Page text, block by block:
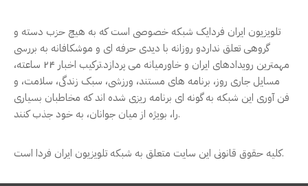
تلویزیون ایران فردایک شبکه خصوصی است که به هیچ حزب دسته و
گروهی تعلق نداردو روزانه با دیدی حرفه ای و موشکافانه به بررسی
مهمترین رویدادهای ایران و خاورمیانه می پردازد.ترکیب اخبار ۲۴ ساعته،
مسایل جاری روز، برنامه های مستند، ورزشی، سبک زندگی، سلامت، و
فن آوری این شبکه به گونه ای برنامه ریزی شده اند که مخاطبان بسیاری
را، بویژه از میان جوانان، به خود جذب کنند.
کلیه حقوق قانونی این سایت متعلق به شبکه تلویزیون ایران فردا است.